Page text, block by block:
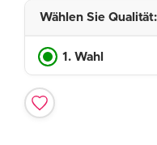
Wählen Sie Qualität:
1. Wahl